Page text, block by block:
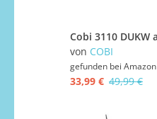
von COBI
gefunden bei Amazon
33,99 € 49,99 €